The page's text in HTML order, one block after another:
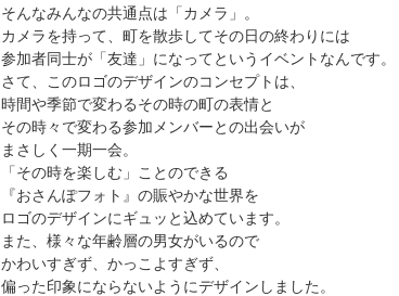
そんなみんなの共通点は「カメラ」。
カメラを持って、町を散歩してその日の終わりには
参加者同士が「友達」になってというイベントなんです。
さて、このロゴのデザインのコンセプトは、
時間や季節で変わるその時の町の表情と
その時々で変わる参加メンバーとの出会いが
まさしく一期一会。
「その時を楽しむ」ことのできる
『おさんぽフォト』の賑やかな世界を
ロゴのデザインにギュッと込めています。
また、様々な年齢層の男女がいるので
かわいすぎず、かっこよすぎず、
偏った印象にならないようにデザインしました。